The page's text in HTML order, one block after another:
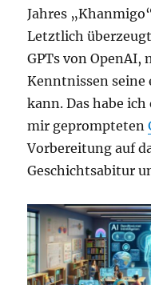
Jahres
Letztlich
GPTs von
Kenntnissen seine
kann. Das habe
mir geprompteten
Vorbereitung auf
Geschichtsabitur